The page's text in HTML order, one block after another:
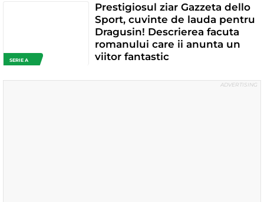
SERIE A
Prestigiosul ziar Gazzeta dello
Sport, cuvinte de lauda pentru
Dragusin! Descrierea facuta
romanului care ii anunta un
viitor fantastic